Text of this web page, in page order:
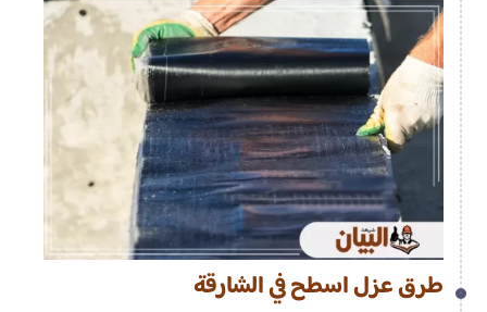
طرق عزل اسطح في الشارقة